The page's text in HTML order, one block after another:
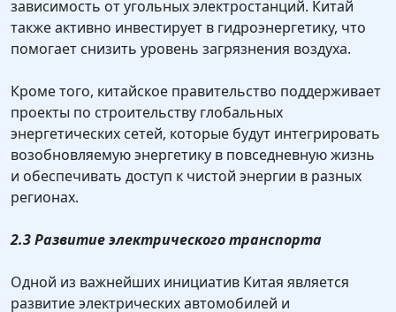
зависимость от угольных электростанций. Китай
также активно инвестирует в гидроэнергетику, что
помогает снизить уровень загрязнения воздуха.
Кроме того, китайское правительство поддерживает
проекты по строительству глобальных
энергетических сетей, которые будут интегрировать
возобновляемую энергетику в повседневную жизнь
и обеспечивать доступ к чистой энергии в разных
регионах.
2.3 Развитие электрического транспорта
Одной из важнейших инициатив Китая является
развитие электрических автомобилей и